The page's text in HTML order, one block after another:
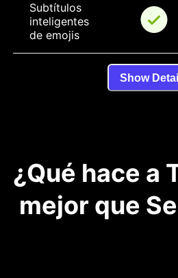
Subtítulos
inteligentes
de emojis
Show
¿Qué hace a
mejor que